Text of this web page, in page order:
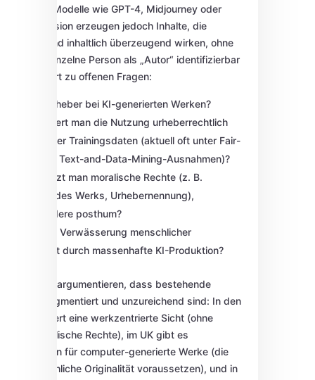
Generative Modelle wie GPT-4, Midjourney oder
Stable Diffusion erzeugen jedoch Inhalte, die
stilistisch und inhaltlich überzeugend wirken, ohne
dass eine einzelne Person als „Autor“ identifizierbar
ist. Dies führt zu offenen Fragen:
Wer ist Urheber bei KI-generierten Werken?
Wie reguliert man die Nutzung urheberrechtlich
geschützter Trainingsdaten (aktuell oft unter Fair-
Use- oder Text-and-Data-Mining-Ausnahmen)?
Wie schützt man moralische Rechte (z. B.
Integrität des Werks, Urhebernennung),
insbesondere posthum?
Droht eine Verwässerung menschlicher
Originalität durch massenhafte KI-Produktion?
Die Autoren argumentieren, dass bestehende
Ansätze fragmentiert und unzureichend sind: In den
USA dominiert eine werkzentrierte Sicht (ohne
starke moralische Rechte), im UK gibt es
Sonderregeln für computer-generierte Werke (die
aber menschliche Originalität voraussetzen), und in